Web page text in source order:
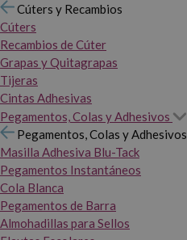
Cúters y Recambios
Cúters
Recambios de Cúter
Grapas y Quitagrapas
Tijeras
Cintas Adhesivas
Pegamentos, Colas y Adhesivos
Pegamentos, Colas y Adhesivos
Masilla Adhesiva Blu-Tack
Pegamentos Instantáneos
Cola Blanca
Pegamentos de Barra
Almohadillas para Sellos